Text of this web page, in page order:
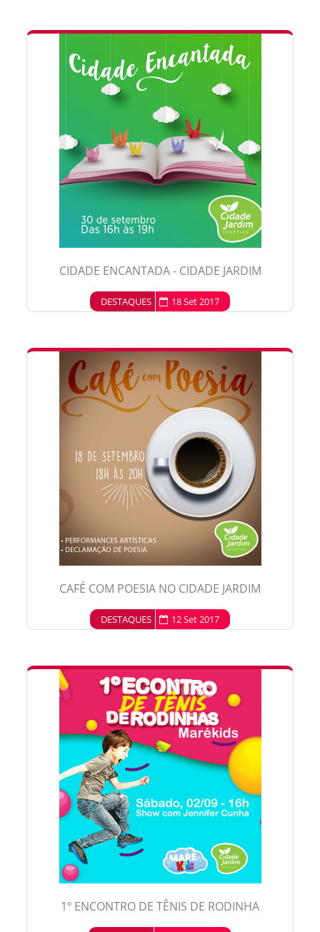
CIDADE ENCANTADA - CIDADE JARDIM
DESTAQUES 18 Set 2017
CAFÉ COM POESIA NO CIDADE JARDIM
DESTAQUES 12 Set 2017
1º ENCONTRO DE TÊNIS DE RODINHA